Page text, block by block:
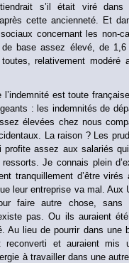
s’il était viré dans
cette ancienneté. Et
concernant les non-
base assez élevé, de 1,6
relativement modéré
l’indemnité est toute
: les indemnités de
élevées chez nous
La raison ? Les
profite assez aux salariés
Je connais plein
tranquillement d’être
leur entreprise va mal. Aux
faire autre chose, sans
pas. Ou ils auraient
Au lieu de pourrir dans une
reconverti et auraient mis
à travailler dans une